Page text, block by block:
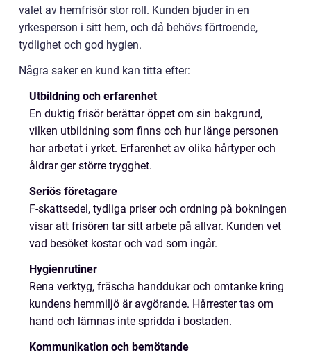
valet av hemfrisör stor roll. Kunden bjuder in en
yrkesperson i sitt hem, och då behövs förtroende,
tydlighet och god hygien.
Några saker en kund kan titta efter:
Utbildning och erfarenhet
En duktig frisör berättar öppet om sin bakgrund,
vilken utbildning som finns och hur länge personen
har arbetat i yrket. Erfarenhet av olika hårtyper och
åldrar ger större trygghet.
Seriös företagare
F-skattsedel, tydliga priser och ordning på bokningen
visar att frisören tar sitt arbete på allvar. Kunden vet
vad besöket kostar och vad som ingår.
Hygienrutiner
Rena verktyg, fräscha handdukar och omtanke kring
kundens hemmiljö är avgörande. Hårrester tas om
hand och lämnas inte spridda i bostaden.
Kommunikation och bemötande